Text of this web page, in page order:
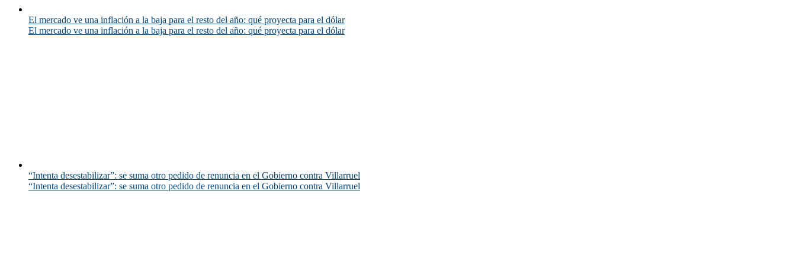
El mercado ve una inflación a la baja para el resto del año: qué proyecta para el dólar
El mercado ve una inflación a la baja para el resto del año: qué proyecta para el dólar
“Intenta desestabilizar”: se suma otro pedido de renuncia en el Gobierno contra Villarruel
“Intenta desestabilizar”: se suma otro pedido de renuncia en el Gobierno contra Villarruel